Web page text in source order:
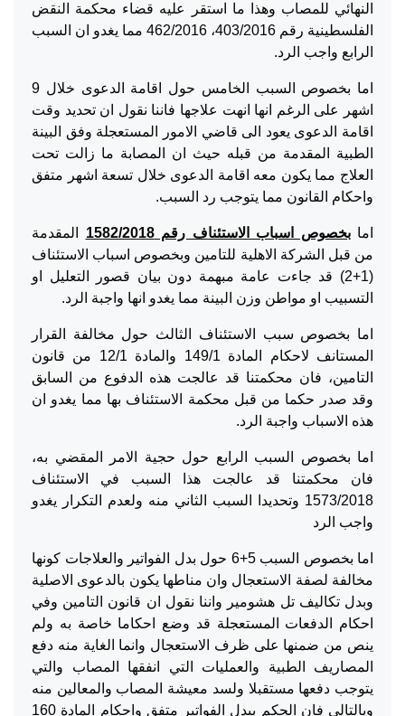
النهائي للمصاب وهذا ما استقر عليه قضاء محكمة النقض
الفلسطينية رقم 403/2016، 462/2016 مما يغدو ان السبب
الرابع واجب الرد.
اما بخصوص السبب الخامس حول اقامة الدعوى خلال 9
اشهر على الرغم انها انهت علاجها فاننا نقول ان تحديد وقت
اقامة الدعوى يعود الى قاضي الامور المستعجلة وفق البينة
الطبية المقدمة من قبله حيث ان المصابة ما زالت تحت
العلاج مما يكون معه اقامة الدعوى خلال تسعة اشهر متفق
واحكام القانون مما يتوجب رد السبب.
امابخصوص اسباب الاستئناف رقم 1582/2018
المقدمة
من قبل الشركة الاهلية للتامين وبخصوص اسباب الاستئناف
(1+2) قد جاءت عامة مبهمة دون بيان قصور التعليل او
التسبيب او مواطن وزن البينة مما يغدو انها واجبة الرد.
اما بخصوص سبب الاستئناف الثالث حول مخالفة القرار
المستانف لاحكام المادة 149/1 والمادة 12/1 من قانون
التامين، فان محكمتنا قد عالجت هذه الدفوع من السابق
وقد صدر حكما من قبل محكمة الاستئناف بها مما يغدو ان
هذه الاسباب واجبة الرد.
اما بخصوص السبب الرابع حول حجية الامر المقضي به،
فان محكمتنا قد عالجت هذا السبب في الاستئناف
1573/2018 وتحديدا السبب الثاني منه ولعدم التكرار يغدو
واجب الرد
اما بخصوص السبب 5+6 حول بدل الفواتير والعلاجات كونها
مخالفة لصفة الاستعجال وان مناطها يكون بالدعوى الاصلية
وبدل تكاليف تل هشومير واننا نقول ان قانون التامين وفي
احكام الدفعات المستعجلة قد وضع احكاما خاصة به ولم
ينص من ضمنها على ظرف الاستعجال وانما الغاية منه دفع
المصاريف الطبية والعمليات التي انفقها المصاب والتي
يتوجب دفعها مستقبلا ولسد معيشة المصاب والمعالين منه
وبالتالي فان الحكم ببدل الفواتير متفق واحكام المادة 160